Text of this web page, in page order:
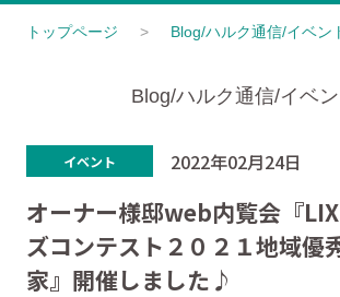
トップページ Blog/ハルク通信/イベン
Blog/ハルク通信/イベン
イベント 2022年02月24日
オーナー様邸web内覧会『
ズコンテスト２０２１地域優
家』開催しました♪